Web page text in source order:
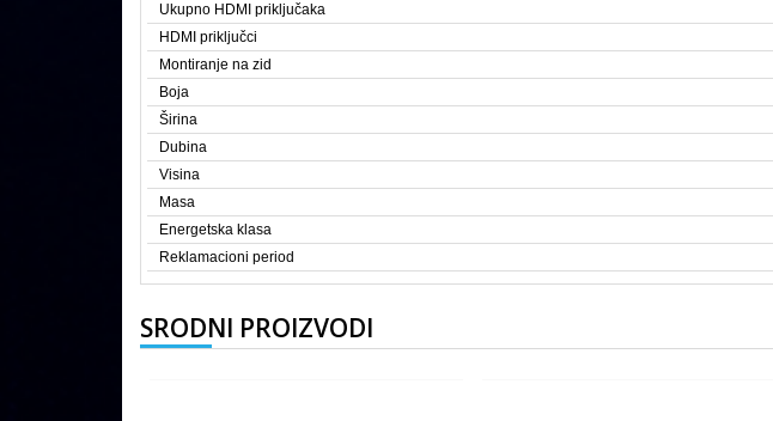
Ukupno HDMI priključaka
HDMI priključci
Montiranje na zid
Boja
Širina
Dubina
Visina
Masa
Energetska klasa
Reklamacioni period
SRODNI PROIZVODI